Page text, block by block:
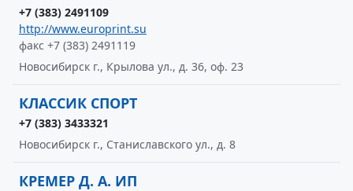
+7 (383) 2491109
http://www.europrint.su
факс +7 (383) 2491119
Новосибирск г., Крылова ул., д. 36, оф. 23
КЛАССИК СПОРТ
+7 (383) 3433321
Новосибирск г., Станиславского ул., д. 8
КРЕМЕР Д. А. ИП